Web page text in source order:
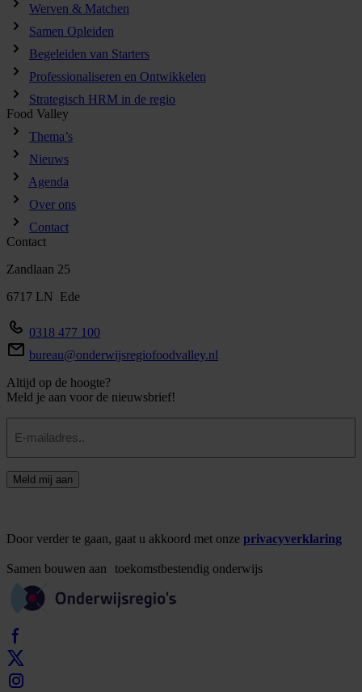
Werven & Matchen
Samen Opleiden
Begeleiden van Starters
Professionaliseren en Ontwikkelen
Strategisch HRM in de regio
Food Valley
Thema’s
Nieuws
Agenda
Over ons
Contact
Contact
Zandlaan 25
6717 LN Ede
0318 477 100
bureau@onderwijsregiofoodvalley.nl
Altijd op de hoogte?
Meld je aan voor de nieuwsbrief!
mailadres
Meld mij aan
Door verder te gaan, gaat u akkoord met onze privacyverklaring
Samen bouwen aan toekomstbestendig onderwijs